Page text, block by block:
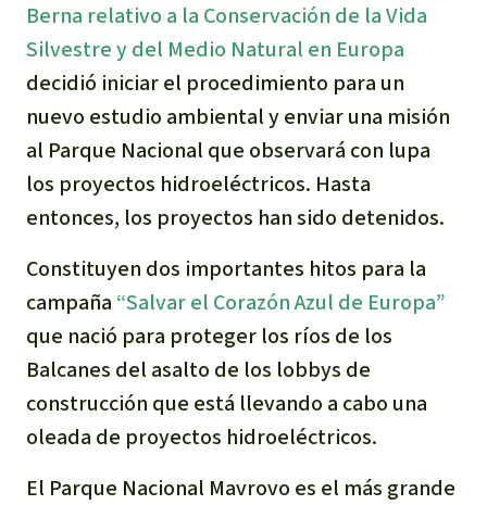
Landgrabbing
Granjas Industriales
Para niñas y niños
Defensoras y Defensores
Berna relativo a la Conservación de la Vida
Silvestre y del Medio Natural en Europa
decidió iniciar el procedimiento para un
nuevo estudio ambiental y enviar una misión
al Parque Nacional que observará con lupa
los proyectos hidroeléctricos. Hasta
entonces, los proyectos han sido detenidos.
Constituyen dos importantes hitos para la
campaña “Salvar el Corazón Azul de Europa”
que nació para proteger los ríos de los
Balcanes del asalto de los lobbys de
construcción que está llevando a cabo una
oleada de proyectos hidroeléctricos.
El Parque Nacional Mavrovo es el más grande